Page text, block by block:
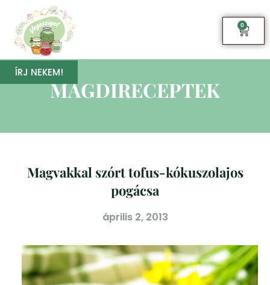
0
ÍRJ NEKEM!
MAGDIRECEPTEK
Magvakkal szórt tofus-kókuszolajos
pogácsa
április 2, 2013